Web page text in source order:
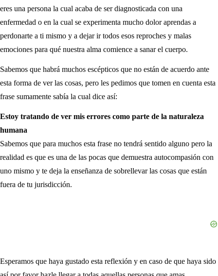
eres una persona la cual acaba de ser diagnosticada con una
enfermedad o en la cual se experimenta mucho dolor aprendas a
perdonarte a ti mismo y a dejar ir todos esos reproches y malas
emociones para qué nuestra alma comience a sanar el cuerpo.
Sabemos que habrá muchos escépticos que no están de acuerdo ante
esta forma de ver las cosas, pero les pedimos que tomen en cuenta esta
frase sumamente sabía la cual dice así:
Estoy tratando de ver mis errores como parte de la naturaleza
humana
Sabemos que para muchos esta frase no tendrá sentido alguno pero la
realidad es que es una de las pocas que demuestra autocompasión con
uno mismo y te deja la enseñanza de sobrellevar las cosas que están
fuera de tu jurisdicción.
Esperamos que haya gustado esta reflexión y en caso de que haya sido